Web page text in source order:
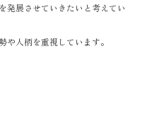
発展させていきたいと考えてい
人柄を重視しています。